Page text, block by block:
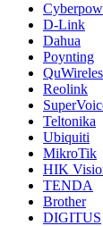
D-Link
Dahua
Poynting
Reolink
Teltonika
Ubiquiti
MikroTik
HIK
TENDA
Brother
DIGITUS